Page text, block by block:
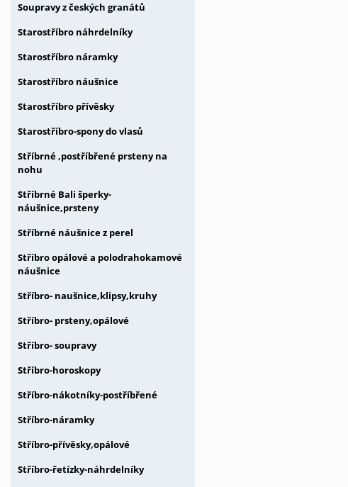
Soupravy z českých granátů
Starostříbro náhrdelníky
Starostříbro náramky
Starostříbro náušnice
Starostříbro přívěsky
Starostříbro-spony do vlasů
Stříbrné ,postříbřené prsteny na
nohu
Stříbrné Bali šperky-
náušnice,prsteny
Stříbrné náušnice z perel
Stříbro opálové a polodrahokamové
náušnice
Stříbro- naušnice,klipsy,kruhy
Stříbro- prsteny,opálové
Stříbro- soupravy
Stříbro-horoskopy
Stříbro-nákotníky-postříbřené
Stříbro-náramky
Stříbro-přívěsky,opálové
Stříbro-řetízky-náhrdelníky